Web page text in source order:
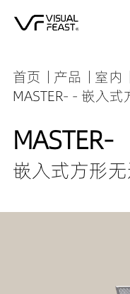
首页 产品
室内
MASTER- - 嵌入
MASTER-
嵌入式方形